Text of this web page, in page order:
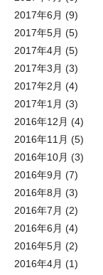
2017年6月 (9)
2017年5月 (5)
2017年4月 (5)
2017年3月 (3)
2017年2月 (4)
2017年1月 (3)
2016年12月 (4)
2016年11月 (5)
2016年10月 (3)
2016年9月 (7)
2016年8月 (3)
2016年7月 (2)
2016年6月 (4)
2016年5月 (2)
2016年4月 (1)